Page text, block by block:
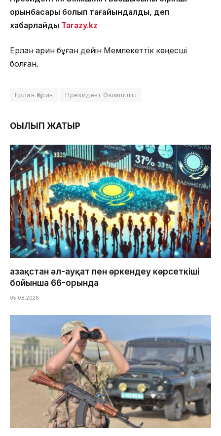
орынбасары болып тағайындалды, деп
хабарлайды Tarazy.kz
Ерлан Қарин бұған дейін Мемлекеттік кеңесші
болған.
Ерлан Қарин Президент Әкімшілігі
ОҚЫЛЫП ЖАТЫР
Қазақстан әл-ауқат пен өркендеу көрсеткіші
бойынша 66-орында
05.08.2026